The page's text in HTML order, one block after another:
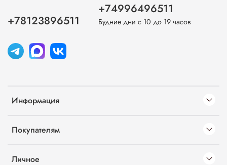
Информация
Покупателям
Личное
+78123896511
+74996496511
Будние дни с 10 до 19 часов